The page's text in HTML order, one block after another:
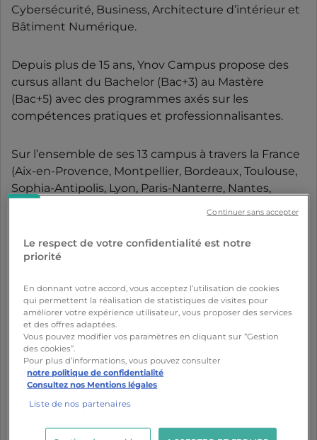
Cybersécurité, Business, Architecture d’intérieur et
Bâtiment Numérique.
Depuis plus de 15 ans, Ynov Campus propose des
cursus allant du Bachelor (Bac+3) au Mastère
(Bac+5) avec des programmes axés sur les
compétences pratiques et professionnalisantes.
Sur l’ensemble de ses 13 campus à travers la France
(Aix-en-Provence, Montpellier, Bordeaux, Toulouse,
Sophia-Antipolis, Lyon, Paris-Nanterre, Nantes,
Mastères, Centre de préparation BTS, formations
métier) adossés pour la majorité d'entre eux à des
Ynov propose aussi ses formations en ligne et en
alternance, avec Ynov Connect.
Les caractéristiques d'Ynov Campus :
Le respect de votre confidentialité est notre
priorité
En donnant votre accord, vous acceptez l’utilisation de cookies
qui permettent la réalisation de statistiques de visites pour
améliorer votre expérience utilisateur, vous proposer des services
et des offres adaptées.
Vous pouvez modifier vos paramètres en cliquant sur “Gestion
des cookies”.
Pour plus d’informations, vous pouvez consulter
notre politique de confidentialité
Consultez nos Mentions légales
Liste de nos partenaires
Continuer sans accepter